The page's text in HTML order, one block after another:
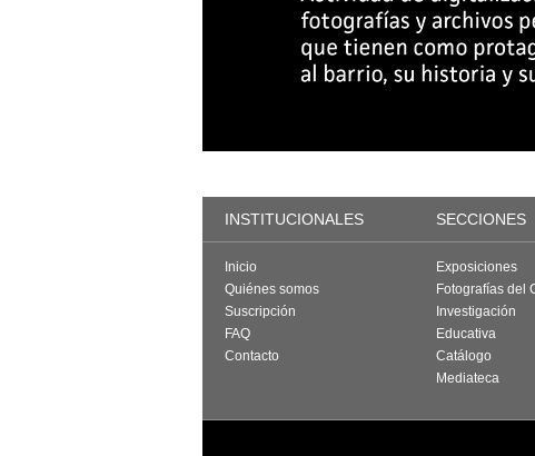
INSTITUCIONALES SECCIONES
Inicio
Quiénes somos
Suscripción
FAQ
Contacto
Exposiciones
Fotografías del
Investigación
Educativa
Catálogo
Mediateca